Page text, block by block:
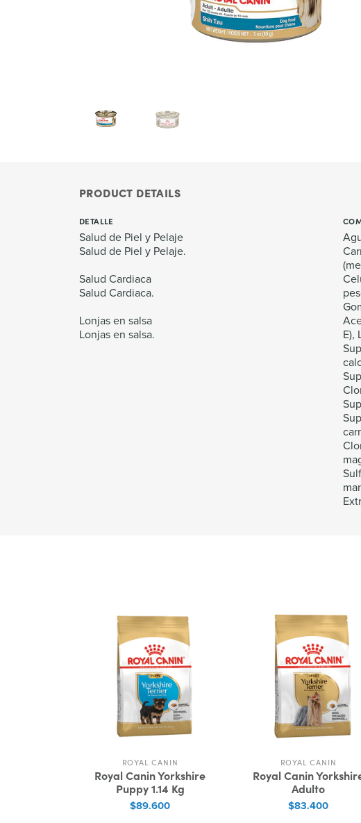
PRODUCT DETAILS
DETALLE
Salud de Piel y Pelaje
Salud de Piel y Pelaje.
Salud Cardiaca
Salud Cardiaca.
Lonjas en salsa
Lonjas en salsa.
E),
ROYAL CANIN
Royal Canin Yorkshire
Puppy 1.14 Kg
$89.600
ROYAL CANIN
Royal Canin
Adulto
$83.400